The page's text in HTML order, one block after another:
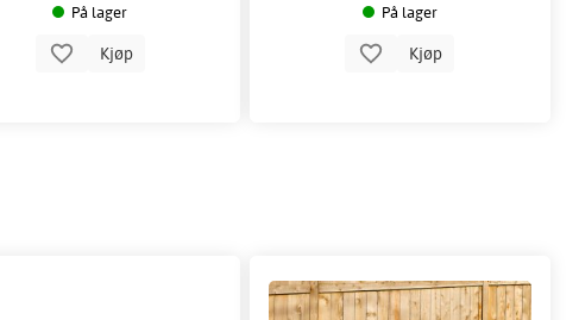
På lager
Kjøp
På lager
Kjøp